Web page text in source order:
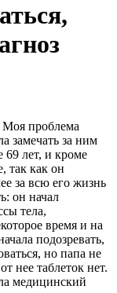
Моя проблема
замечать за ним
лет, и кроме
так как он
за всю его жизнь
он начал
тела,
время и на
подозревать,
но папа не
нее таблеток нет.
медицинский